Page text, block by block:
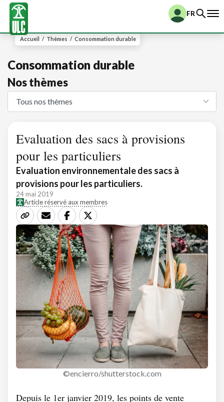
FR
Accueil / Thèmes / Consommation durable
Consommation durable
Nos thèmes
Evaluation des sacs à provisions
pour les particuliers
Evaluation environnementale des sacs à
provisions pour les particuliers.
24 mai 2019
Article réservé aux membres
©encierro/shutterstock.com
Depuis le 1er janvier 2019, les points de vente